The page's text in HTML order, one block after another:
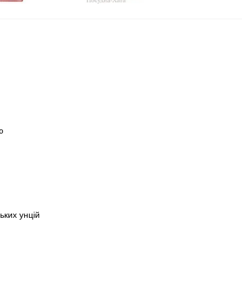
унцій